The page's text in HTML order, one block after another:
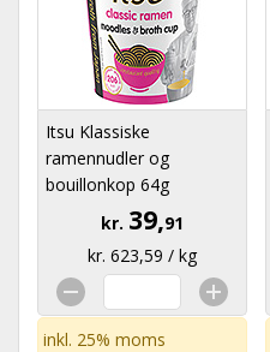
Itsu Klassiske
ramennudler og
bouillonkop 64g
kr. 39,91
kr. 623,59 / kg
inkl. 25% moms